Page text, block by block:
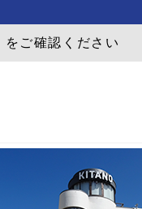
をご確認ください